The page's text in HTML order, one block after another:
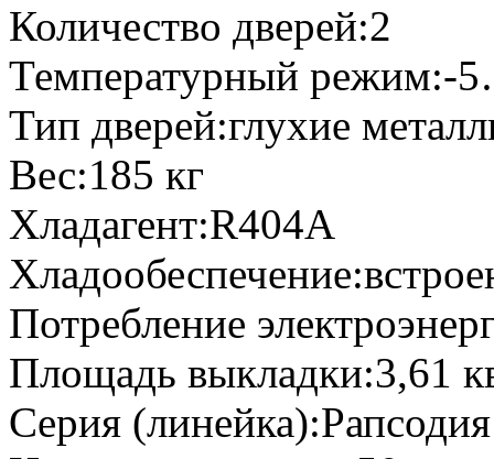
Количество дверей:2
Температурный режим:-
Тип дверей:глухие
Вес:185 кг
Хладагент:R404A
Потребление
Площадь выкладки:3,61
Серия (линейка):Рапсодия